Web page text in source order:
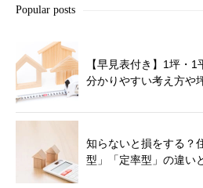
Popular posts
【早見表付き】1坪・
分かりやすい考え方や
知らないと損をする？
型」「定率型」の違い